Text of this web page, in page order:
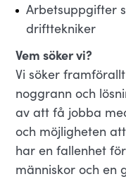
Arbetsuppgifter
drifttekniker
Vem söker vi?
Vi söker
noggrann och
av att få jobba
och möjligheten
har en fallenhet
människor och en